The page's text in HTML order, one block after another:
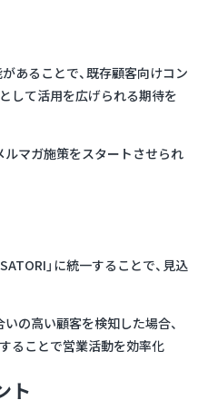
あることで、既存顧客向けコン
して活用を広げられる期待を
ルマガ施策をスタートさせられ
」に統一することで、見込
の高い顧客を検知した場合、
ることで営業活動を効率化
ト